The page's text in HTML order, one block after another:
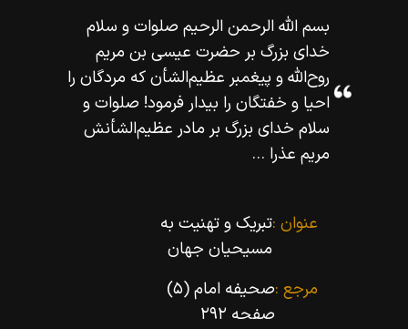
بسم اللّه‌ الرحمن الرحيم صلوات و سلام
خداى بزرگ بر حضرت عيسى بن مريم
روح‌اللّه‌ و پيغمبر عظيم‌الشأن كه مردگان را
احيا و خفتگان را بيدار فرمود! صلوات و
سلام خداى بزرگ بر مادر عظيم‌الشأنش
مريم عذرا ...
عنوان :تبریک و تهنیت به
مسیحیان جهان
مرجع :صحیفه امام (۵)
صفحه ۲۹۲